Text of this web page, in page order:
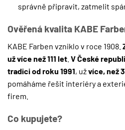
správně připravit, zatmelit
Ověřená kvalita KABE
KABE Farben vzniklo v roce 1908.
už více než 111 let V České
tradici od roku 1991, užvíce, než
pomáháme řešit interiéry a
firem.
Co kupujete?